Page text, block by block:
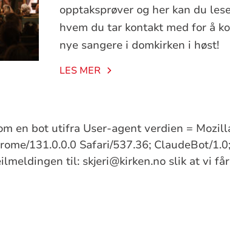
opptaksprøver og her kan du
hvem du tar kontakt med for å
nye sangere i domkirken i høst!
LES MER
en bot utifra User-agent verdien =
131.0.0.0 Safari/537.36; ClaudeBot/
til: skjeri@kirken.no slik at vi